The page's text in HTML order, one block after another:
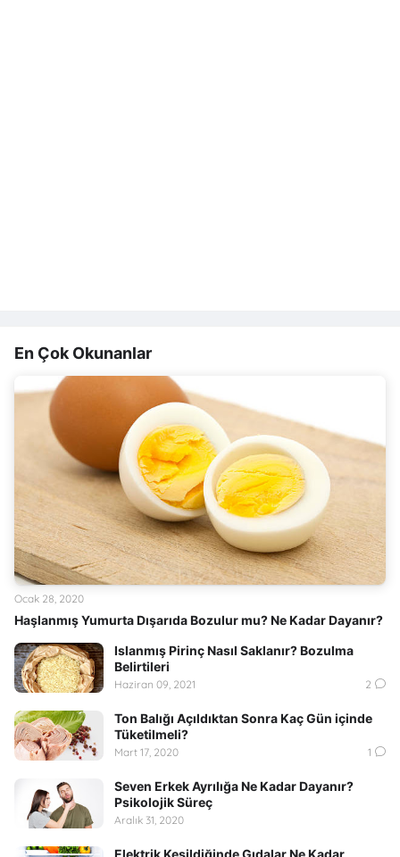
En Çok Okunanlar
Haşlanmış Yumurta Dışarıda Bozulur mu? Ne Kadar Dayanır?
Ocak 28, 2020
Islanmış Pirinç Nasıl Saklanır? Bozulma
Belirtileri
Haziran 09, 2021 2
Ton Balığı Açıldıktan Sonra Kaç Gün içinde
Tüketilmeli?
Mart 17, 2020 1
Seven Erkek Ayrılığa Ne Kadar Dayanır?
Psikolojik Süreç
Aralık 31, 2020